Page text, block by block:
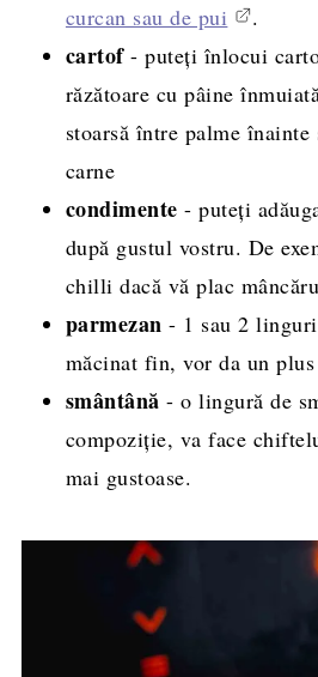
curcan sau de pui
.
cartof- puteți înlocui
răzătoare cu pâine
stoarsă între palme înainte
carne
condimente- puteți
după gustul vostru. De
chilli dacă vă plac
parmezan- 1 sau 2
măcinat fin, vor da un
smântână- o lingură de
compoziție, va face
mai gustoase.